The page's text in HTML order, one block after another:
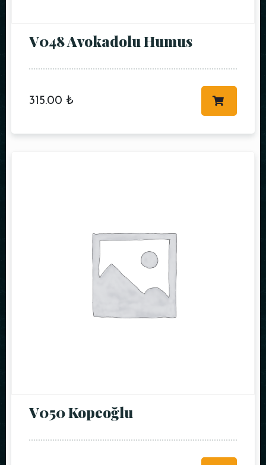
V048 Avokadolu Humus
315.00₺
V050 Kopeoğlu